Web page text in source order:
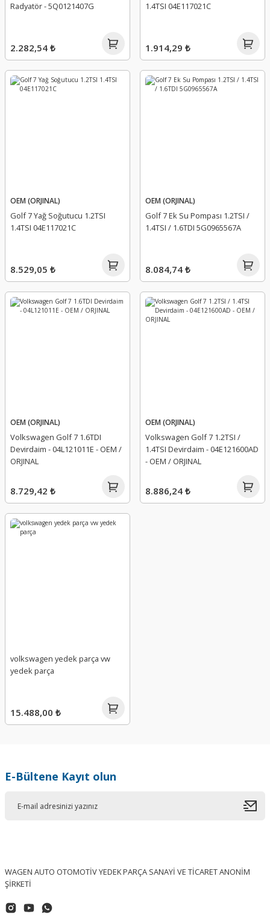
Radyatör - 5Q0121407G
2.282,54 ₺
1.4TSI 04E117021C
1.914,29 ₺
OEM (ORJINAL)
Golf 7 Yağ Soğutucu 1.2TSI
1.4TSI 04E117021C
8.529,05 ₺
OEM (ORJINAL)
Golf 7 Ek Su Pompası 1.2TSI /
1.4TSI / 1.6TDI 5G0965567A
8.084,74 ₺
OEM (ORJINAL)
Volkswagen Golf 7 1.6TDI
Devirdaim - 04L121011E - OEM /
ORJINAL
8.729,42 ₺
OEM (ORJINAL)
Volkswagen Golf 7 1.2TSI /
1.4TSI Devirdaim - 04E121600AD
- OEM / ORJINAL
8.886,24 ₺
volkswagen yedek parça vw
yedek parça
15.488,00 ₺
E-Bültene Kayıt olun
WAGEN AUTO OTOMOTİV YEDEK PARÇA SANAYİ VE TİCARET ANONİM
ŞİRKETİ